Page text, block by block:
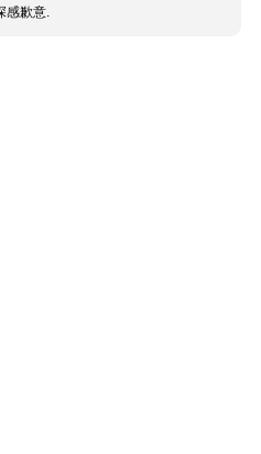
感歉意.